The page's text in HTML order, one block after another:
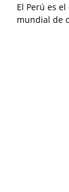
El Perú es
mundial de